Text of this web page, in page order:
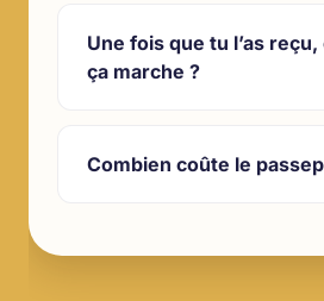
Une fois que tu l’as
ça marche ?
Combien coûte le